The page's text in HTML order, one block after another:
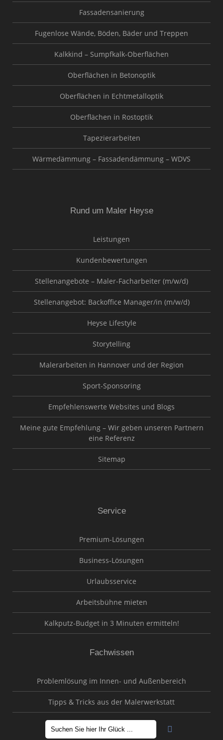
Fassadensanierung
Fugenlose Wände, Böden, Bäder und Treppen
Kalkkind – Sumpfkalk-Oberflächen
Oberflächen in Betonoptik
Oberflächen in Echtmetalloptik
Oberflächen in Rostoptik
Tapezierarbeiten
Wärmedämmung – Fassadendämmung – WDVS
Rund um Maler Heyse
Leistungen
Kundenbewertungen
Stellenangebote – Maler-Facharbeiter (m/w/d)
Stellenangebot: Backoffice Manager/in (m/w/d)
Heyse Lifestyle
Storytelling
Malerarbeiten in Hannover und der Region
Sport-Sponsoring
Empfehlenswerte Websites und Blogs
Meine gute Empfehlung – Wir geben unseren Partnern
eine Referenz
Sitemap
Service
Premium-Lösungen
Business-Lösungen
Urlaubsservice
Arbeitsbühne mieten
Kalkputz-Budget in 3 Minuten ermitteln!
Fachwissen
Problemlösung im Innen- und Außenbereich
Tipps & Tricks aus der Malerwerkstatt